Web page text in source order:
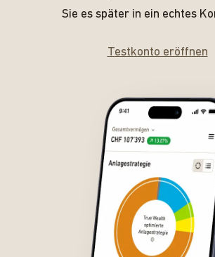
Sie es später in ein echtes
Testkonto eröffnen